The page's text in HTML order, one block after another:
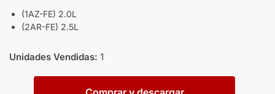
(1AZ-FE) 2.0L
(2AR-FE) 2.5L
Unidades Vendidas: 1